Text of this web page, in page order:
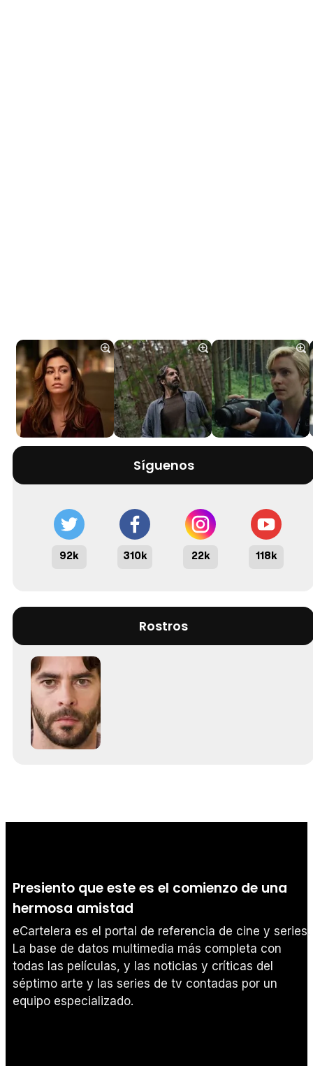
Síguenos
92k 310k 22k 118k
Rostros
Presiento que este es el comienzo de una
hermosa amistad
eCartelera es el portal de referencia de cine y series.
La base de datos multimedia más completa con
todas las películas, y las noticias y críticas del
séptimo arte y las series de tv contadas por un
equipo especializado.